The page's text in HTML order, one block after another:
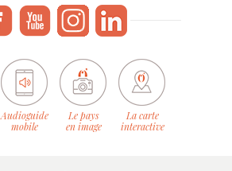
Audioguide
mobile
Le pays
en image
La carte
interactive